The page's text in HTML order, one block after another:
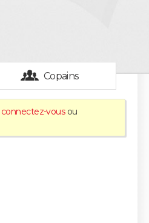
Copains
connectez-vousou